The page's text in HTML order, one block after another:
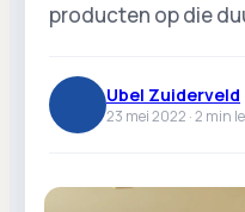
producten op die
Ubel Zuiderveld
23 mei 2022 ·2 min